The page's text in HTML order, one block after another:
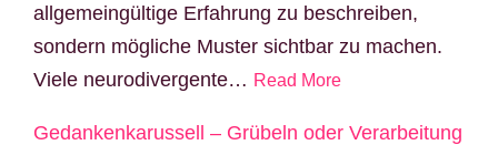
allgemeingültige Erfahrung zu beschreiben,
sondern mögliche Muster sichtbar zu machen.
Viele neurodivergente… Read More
Gedankenkarussell – Grübeln oder Verarbeitung